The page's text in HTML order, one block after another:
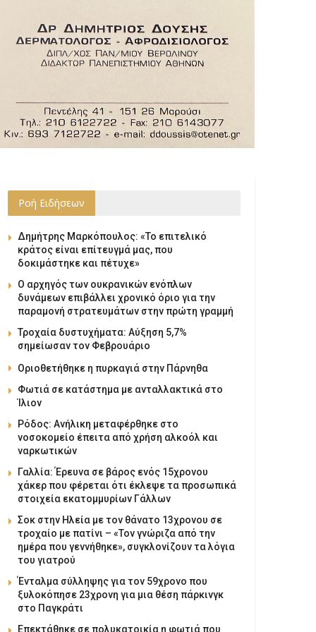
Ροή Ειδήσεων
Δημήτρης Μαρκόπουλος: «Το επιτελικό
κράτος είναι επίτευγμά μας, που
δοκιμάστηκε και πέτυχε»
Ο αρχηγός των ουκρανικών ενόπλων
δυνάμεων επιβάλλει χρονικό όριο για την
παραμονή στρατευμάτων στην πρώτη γραμμή
Τροχαία δυστυχήματα: Αύξηση 5,7%
σημείωσαν τον Φεβρουάριο
Οριοθετήθηκε η πυρκαγιά στην Πάρνηθα
Φωτιά σε κατάστημα με ανταλλακτικά στο
Ίλιον
Ρόδος: Ανήλικη μεταφέρθηκε στο
νοσοκομείο έπειτα από χρήση αλκοόλ και
ναρκωτικών
Γαλλία: Έρευνα σε βάρος ενός 15χρονου
χάκερ που φέρεται ότι έκλεψε τα προσωπικά
στοιχεία εκατομμυρίων Γάλλων
Σοκ στην Ηλεία με τον θάνατο 13χρονου σε
τροχαίο με πατίνι – «Τον γνώριζα από την
ημέρα που γεννήθηκε», συγκλονίζουν τα λόγια
του γιατρού
Ένταλμα σύλληψης για τον 59χρονο που
ξυλοκόπησε 23χρονη για μια θέση πάρκινγκ
στο Παγκράτι
Επεκτάθηκε σε πολυκατοικία η φωτιά που